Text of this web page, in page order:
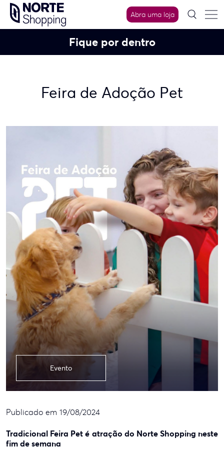
Skip
content
Abra uma loja
Fique por dentro
Feira de Adoção Pet
Evento
Publicado em 19/08/2024
Tradicional Feira Pet é atração do Norte Shopping neste
fim de semana